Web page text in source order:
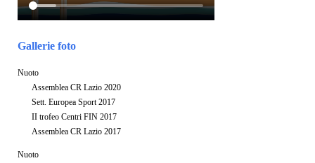
Gallerie foto
Nuoto
Assemblea CR Lazio 2020
Sett. Europea Sport 2017
II trofeo Centri FIN 2017
Assemblea CR Lazio 2017
Nuoto